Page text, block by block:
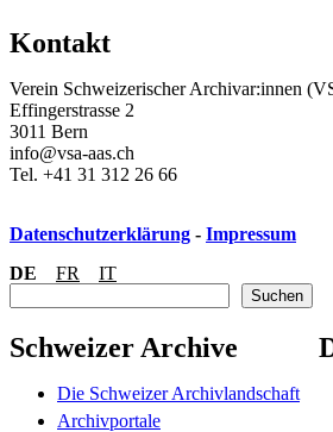
Kontakt
Verein Schweizerischer Archivar:innen
Effingerstrasse 2
3011 Bern
info@vsa-aas.ch
Tel. +41 31 312 26 66
Datenschutzerklärung - Impressum
DE
FR
IT
u
c
h
Suchen
Schweizer Archive
Die Schweizer Archivlandschaft
Archivportale